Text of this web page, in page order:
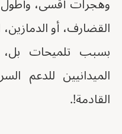
القضارف، أو
بسبب تلميحات بل،
الميدانيين للدعم
القادمة!.